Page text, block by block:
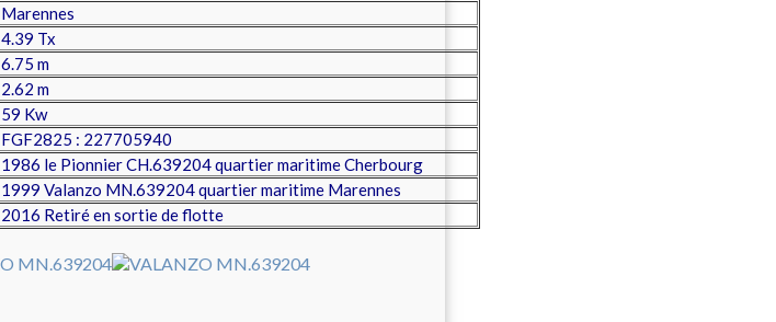
Marennes
4.39 Tx
6.75 m
2.62 m
59 Kw
FGF2825 : 227705940
1986 le Pionnier CH.639204 quartier maritime Cherbourg
1999 Valanzo MN.639204 quartier maritime Marennes
2016 Retiré en sortie de flotte